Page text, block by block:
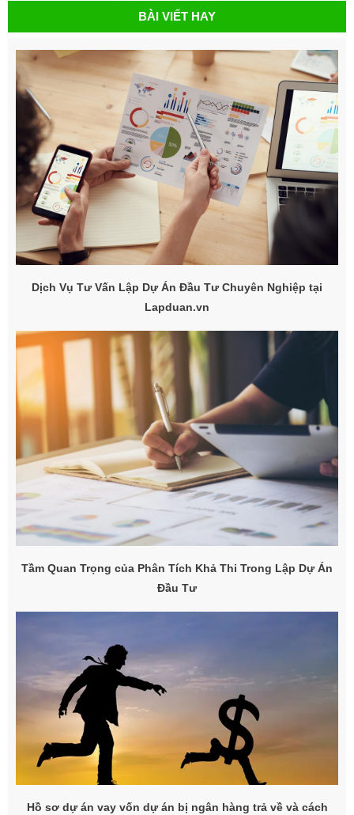
BÀI VIẾT HAY
Dịch Vụ Tư Vấn Lập Dự Án Đầu Tư Chuyên Nghiệp tại
Lapduan.vn
Tầm Quan Trọng của Phân Tích Khả Thi Trong Lập Dự Án
Đầu Tư
Hồ sơ dự án vay vốn dự án bị ngân hàng trả về và cách